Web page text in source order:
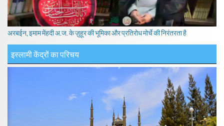
अरबईन, इमाम मेंहदी अ.ज. के ज़ुहूर की भूमिका और प्रतिरोध मोर्चे की निरंतरता है
इस्लामी केंद्रों का परिचय